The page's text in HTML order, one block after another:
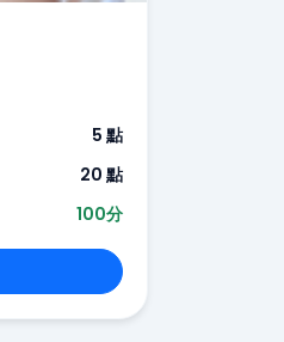
5 點
20 點
100分